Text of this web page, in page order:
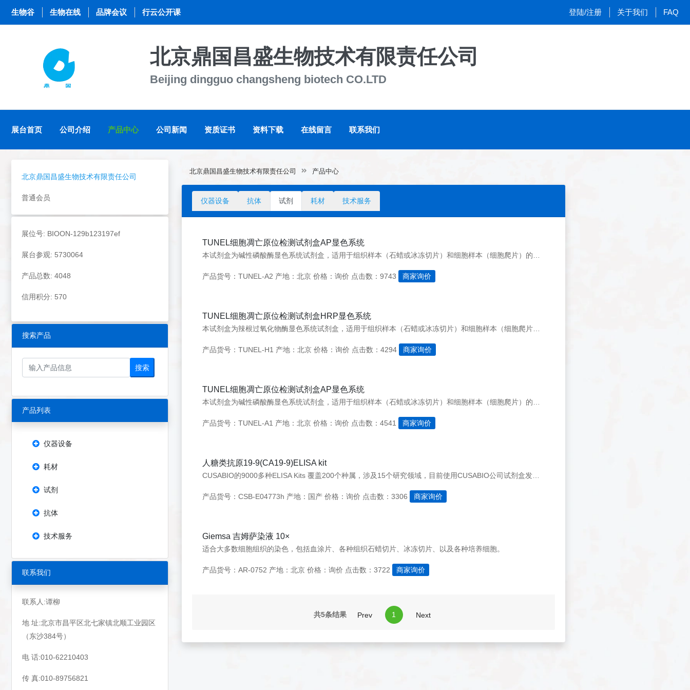
生物谷 生物在线 品牌会议 行云公开课 登陆/注册 关于我们 FAQ
北京鼎国昌盛生物技术有限责任公司
Beijing dingguo changsheng biotech CO.LTD
展台首页 公司介绍 产品中心 公司新闻 资质证书 资料下载 在线留言 联系我们
北京鼎国昌盛生物技术有限责任公司
普通会员
展位号: BIOON-129b123197ef
展台参观: 5730064
产品总数: 4048
信用积分: 570
搜索产品
搜索
产品列表
仪器设备
耗材
试剂
抗体
技术服务
联系我们
联系人:谭柳
地 址:北京市昌平区北七家镇北顺工业园区
（东沙384号）
电 话:010-62210403
传 真:010-89756821
北京鼎国昌盛生物技术有限责任公司 产品中心
仪器设备 抗体 试剂 耗材 技术服务
TUNEL细胞凋亡原位检测试剂盒AP显色系统
产品货号：TUNEL-A2 产地：北京 价格：询价 点击数：9743 商家询价
TUNEL细胞凋亡原位检测试剂盒HRP显色系统
本试剂盒为辣根过氧化物酶显色系统试剂盒，适用于组织样本（石蜡或冰冻切片）和细胞样本（细胞爬片）的凋亡原位检测。
产品货号：TUNEL-H1 产地：北京 价格：询价 点击数：4294 商家询价
TUNEL细胞凋亡原位检测试剂盒AP显色系统
产品货号：TUNEL-A1 产地：北京 价格：询价 点击数：4541 商家询价
人糖类抗原19-9(CA19-9)ELISA kit
CUSABIO的9000多种ELISA Kits 覆盖200个种属，涉及15个研究领域，目前使用CUSABIO公司试剂盒发表的文献已达，1800多篇，并且每年都在以数百篇的量增长。
产品货号：CSB-E04773h 产地：国产 价格：询价 点击数：3306 商家询价
Giemsa 吉姆萨染液 10×
适合大多数细胞组织的染色，包括血涂片、各种组织石蜡切片、冰冻切片、以及各种培养细胞。
产品货号：AR-0752 产地：北京 价格：询价 点击数：3722 商家询价
共5条结果 Prev 1 Next